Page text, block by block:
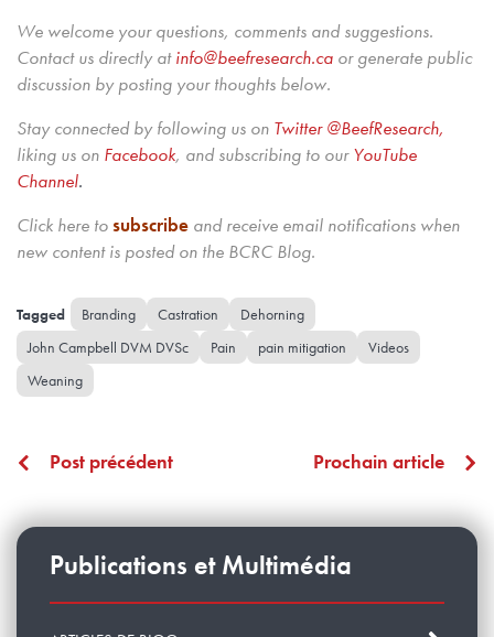
We welcome your questions, comments and suggestions.
Contact us directly at info@beefresearch.ca or generate public
discussion by posting your thoughts below.
Stay connected by following us on Twitter @BeefResearch,
liking us on Facebook, and subscribing to ourYouTube
Channel.
Click here tosubscribe and receive email notifications when
new content is posted on the BCRC Blog.
Branding Castration
Dehorning
John Campbell DVM DVSc
Pain pain mitigation
Videos
Weaning
Post précédent Prochain article
Publications et Multimédia